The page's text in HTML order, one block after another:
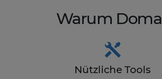
Warum
Nützliche Tools